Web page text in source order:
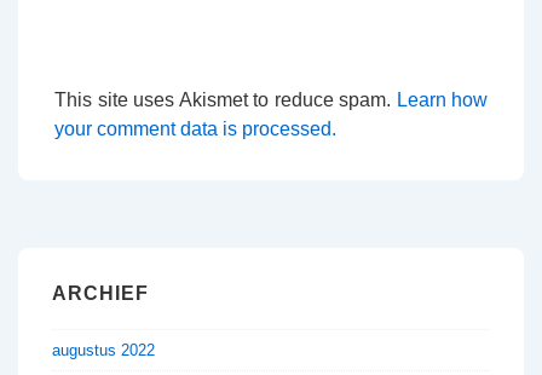
This site uses Akismet to reduce spam. Learn how
your comment data is processed.
ARCHIEF
augustus 2022